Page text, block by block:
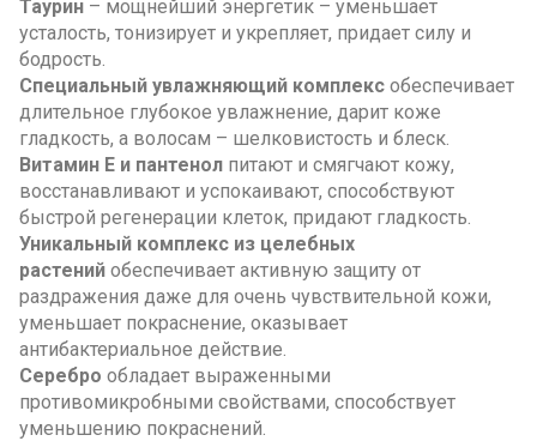
Таурин – мощнейший энергетик – уменьшает
усталость, тонизирует и укрепляет, придает силу и
бодрость.
Специальный увлажняющий комплекс обеспечивает
длительное глубокое увлажнение, дарит коже
гладкость, а волосам – шелковистость и блеск.
Витамин Е и пантенол питают и смягчают кожу,
восстанавливают и успокаивают, способствуют
быстрой регенерации клеток, придают гладкость.
Уникальный комплекс из целебных
растений обеспечивает активную защиту от
раздражения даже для очень чувствительной кожи,
уменьшает покраснение, оказывает
антибактериальное действие.
Серебро обладает выраженными
противомикробными свойствами, способствует
уменьшению покраснений.